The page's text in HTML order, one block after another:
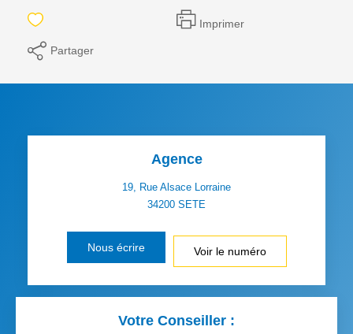
Imprimer
Partager
Agence
19, Rue Alsace Lorraine
34200 SETE
Nous écrire Voir le numéro
Votre Conseiller :